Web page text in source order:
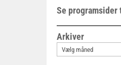
Se
Arkiver